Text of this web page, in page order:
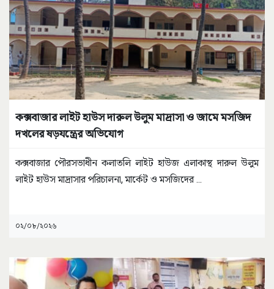
কক্সবাজার লাইট হাউস দারুল উলুম মাদ্রাসা ও জামে মসজিদ
দখলের ষড়যন্ত্রের অভিযোগ
কক্সবাজার পৌরসভাধীন কলাতলি লাইট হাউজ এলাকাস্থ দারুল উলুম
লাইট হাউস মাদ্রাসার পরিচালনা, মার্কেট ও মসজিদের...
০২/০৮/২০২৬